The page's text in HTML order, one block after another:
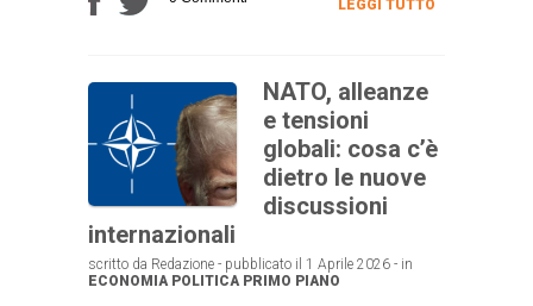
LEGGI TUTTO
NATO, alleanze
e tensioni
globali: cosa c’è
dietro le nuove
discussioni
internazionali
scritto da Redazione - pubblicato il 1 Aprile 2026 - in
ECONOMIA POLITICA PRIMO PIANO